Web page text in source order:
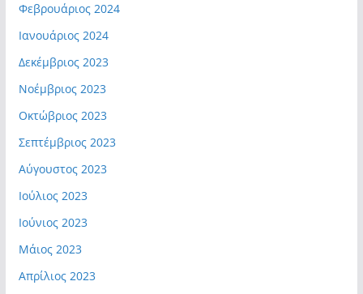
Φεβρουάριος 2024
Ιανουάριος 2024
Δεκέμβριος 2023
Νοέμβριος 2023
Οκτώβριος 2023
Σεπτέμβριος 2023
Αύγουστος 2023
Ιούλιος 2023
Ιούνιος 2023
Μάιος 2023
Απρίλιος 2023